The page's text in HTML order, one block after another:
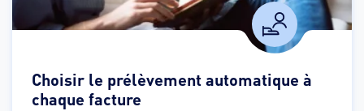
Choisir le prélèvement automatique à
chaque facture